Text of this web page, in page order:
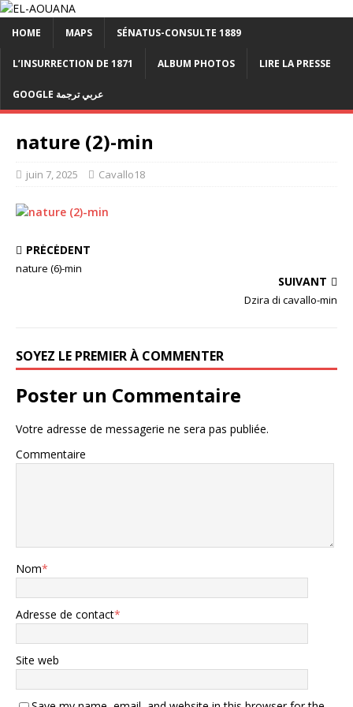
HOME MAPS SÉNATUS-CONSULTE 1889
L’INSURRECTION DE 1871 ALBUM PHOTOS LIRE LA PRESSE
GOOGLE عربي ترجمة
nature (2)-min
juin 7, 2025 Cavallo18
PRÉCÉDENT
nature (6)-min
SUIVANT
Dzira di cavallo-min
SOYEZ LE PREMIER À COMMENTER
Poster un Commentaire
Votre adresse de messagerie ne sera pas publiée.
Commentaire
Nom*
Adresse de contact*
Site web